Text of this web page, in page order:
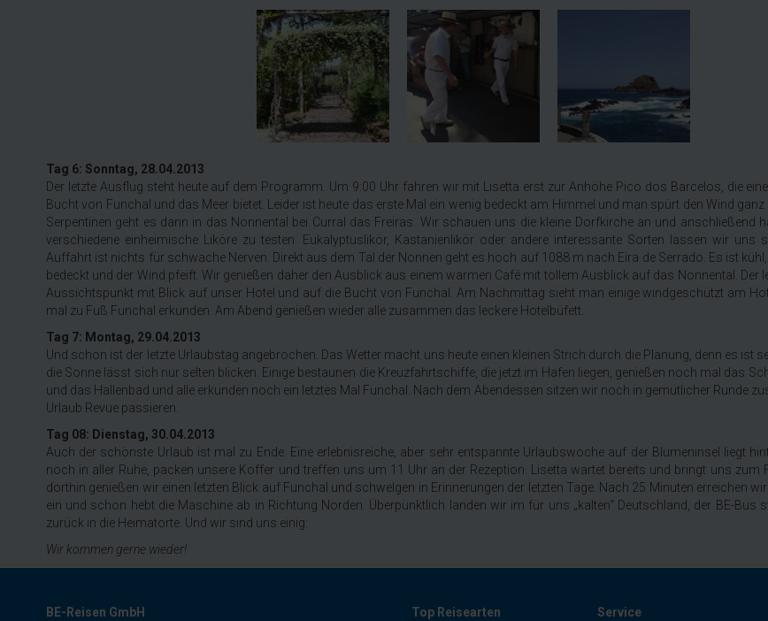
Tag 6: Sonntag, 28.04.2013
Der letzte Ausflug steht heute auf dem Programm. Um 9:00 Uhr fahren wir mit Lisetta erst zur Anhöhe Pico dos Barcelos, die
Bucht von Funchal und das Meer bietet. Leider ist heute das erste Mal ein wenig bedeckt am Himmel und man spürt den Wind
Serpentinen geht es dann in das Nonnental bei Curral das Freiras. Wir schauen uns die kleine Dorfkirche an und anschließend
verschiedene einheimische Liköre zu testen. Eukalyptuslikör, Kastanienlikör oder andere interessante Sorten lassen wir uns
Auffahrt ist nichts für schwache Nerven. Direkt aus dem Tal der Nonnen geht es hoch auf 1088 m nach Eira de Serrado. Es ist
bedeckt und der Wind pfeift. Wir genießen daher den Ausblick aus einem warmen Café mit tollem Ausblick auf das Nonnental. Der
Aussichtspunkt mit Blick auf unser Hotel und auf die Bucht von Funchal. Am Nachmittag sieht man einige windgeschützt am
mal zu Fuß Funchal erkunden. Am Abend genießen wieder alle zusammen das leckere Hotelbüfett.
Tag 7: Montag, 29.04.2013
Und schon ist der letzte Urlaubstag angebrochen. Das Wetter macht uns heute einen kleinen Strich durch die Planung, denn es ist
die Sonne lässt sich nur selten blicken. Einige bestaunen die Kreuzfahrtschiffe, die jetzt im Hafen liegen, genießen noch mal das
und das Hallenbad und alle erkunden noch ein letztes Mal Funchal. Nach dem Abendessen sitzen wir noch in gemütlicher Runde
Urlaub Revue passieren.
Tag 08: Dienstag, 30.04.2013
Auch der schönste Urlaub ist mal zu Ende. Eine erlebnisreiche, aber sehr entspannte Urlaubswoche auf der Blumeninsel liegt
noch in aller Ruhe, packen unsere Koffer und treffen uns um 11 Uhr an der Rezeption. Lisetta wartet bereits und bringt uns zum
dorthin genießen wir einen letzten Blick auf Funchal und schwelgen in Erinnerungen der letzten Tage. Nach 25 Minuten erreichen
ein und schon hebt die Maschine ab in Richtung Norden. Überpünktlich landen wir im für uns „kalten“ Deutschland, der BE-Bus
zurück in die Heimatorte. Und wir sind uns einig:
Wir kommen gerne wieder!
BE-Reisen GmbH Top Reisearten Service